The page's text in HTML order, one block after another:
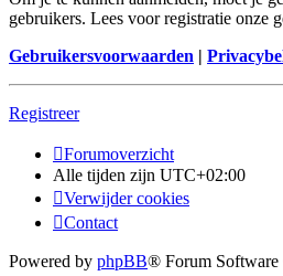
gebruikers. Lees voor registratie onze
Gebruikersvoorwaarden |
Registreer
Forumoverzicht
Alle tijden zijn UTC+02:00
Verwijder cookies
Contact
Powered by phpBB® Forum